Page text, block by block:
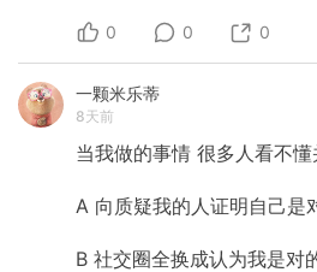
loser 你会怎么选呢
0 0 0
一颗米乐蒂
8天前
当我做的事情 很多人看不
A 向质疑我的人证明自己是
B 社交圈全换成认为我是对